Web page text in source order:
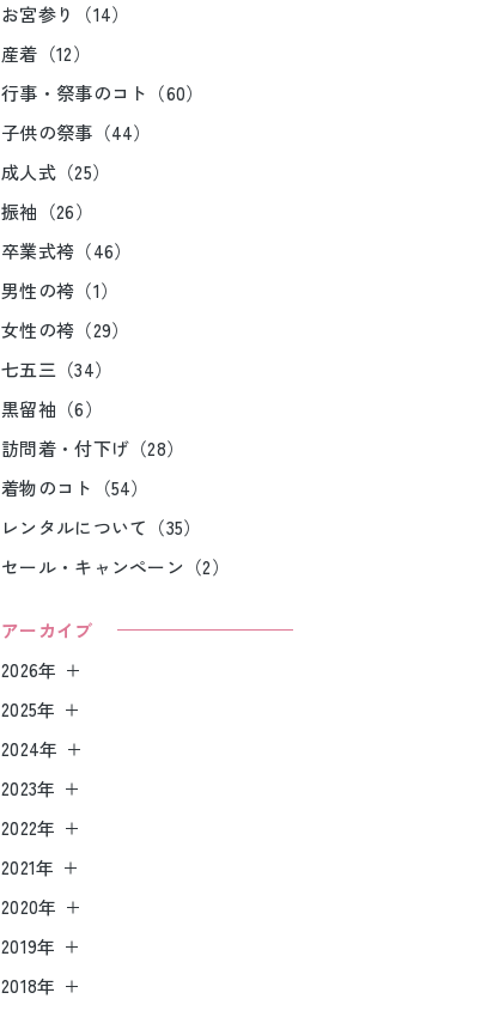
お宮参り（14）
産着（12）
行事・祭事のコト（60）
子供の祭事（44）
成人式（25）
振袖（26）
卒業式袴（46）
男性の袴（1）
女性の袴（29）
七五三（34）
黒留袖（6）
訪問着・付下げ（28）
着物のコト（54）
レンタルについて（35）
セール・キャンペーン（2）
アーカイブ
2026年
2025年
2024年
2023年
2022年
2021年
2020年
2019年
2018年